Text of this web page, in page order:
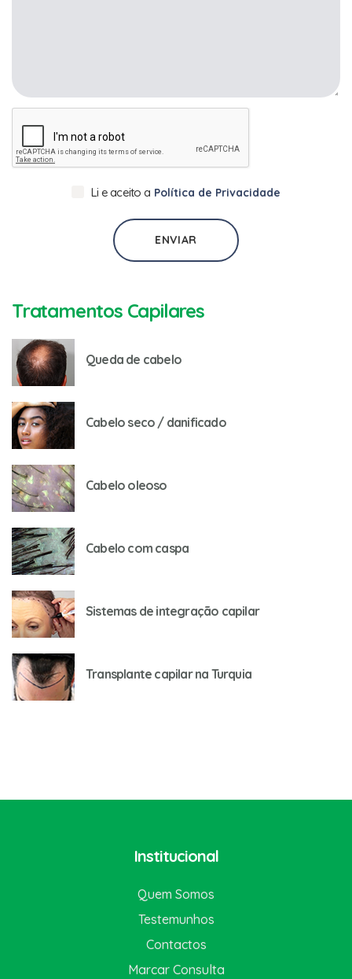
Li e aceito a Política de Privacidade
ENVIAR
Tratamentos Capilares
Queda de cabelo
Cabelo seco / danificado
Cabelo oleoso
Cabelo com caspa
Sistemas de integração capilar
Transplante capilar na Turquia
Institucional
Quem Somos
Testemunhos
Contactos
Marcar Consulta